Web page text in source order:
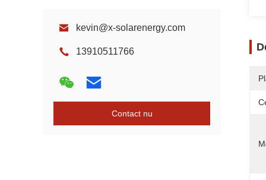
kevin@x-solarenergy.com
13910511766
Contact nu